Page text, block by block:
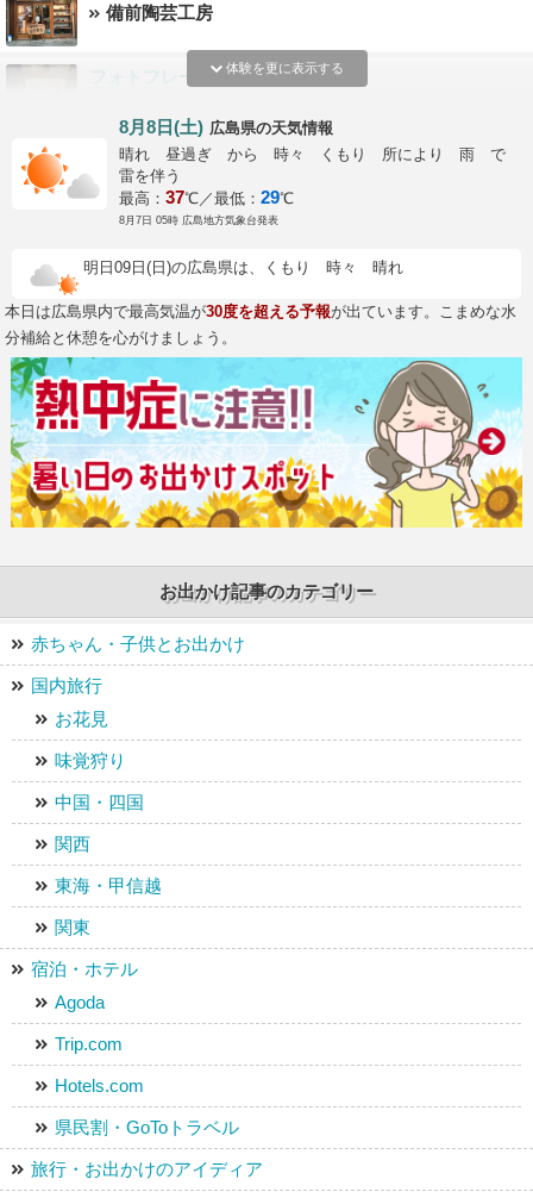
体験を更に表示する
備前陶芸工房
フォトフレーム（ハガキサイズ）
初心者体験コース！SUPで無人島まで海を渡る冒険に
行こう♪
Rakuoli
≪牡蠣のまち≫江田島町で唯一の陶芸体験♪牡蠣殻で作
りゆったり満足プラン☆彡
沖山工房
8月8日(土) 広島県の天気情報
晴れ 昼過ぎ から 時々 くもり 所により 雨 で
雷を伴う
最高： 37℃／最低： 29℃
8月7日 05時 広島地方気象台発表
明日09日(日)の広島県は、くもり 時々 晴れ
本日は広島県内で最高気温が30度を超える予報が出ています。こまめな水
分補給と休憩を心がけましょう。
お出かけ記事のカテゴリー
赤ちゃん・子供とお出かけ
国内旅行
お花見
味覚狩り
中国・四国
関西
東海・甲信越
関東
宿泊・ホテル
Agoda
Trip.com
Hotels.com
県民割・GoToトラベル
旅行・お出かけのアイディア